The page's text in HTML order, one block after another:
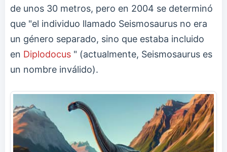
de unos 30 metros, pero en 2004 se determinó
que "el individuo llamado Seismosaurus no era
un género separado, sino que estaba incluido
en Diplodocus " (actualmente, Seismosaurus es
un nombre inválido).